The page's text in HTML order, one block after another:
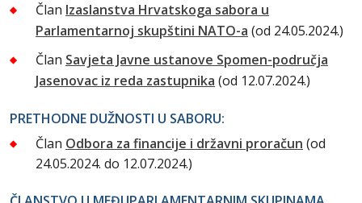
Član Izaslanstva Hrvatskoga sabora u
Parlamentarnoj skupštini NATO-a (od 24.05.2024.)
Član Savjeta Javne ustanove Spomen-područja
Jasenovac iz reda zastupnika (od 12.07.2024.)
PRETHODNE DUŽNOSTI U SABORU:
Član Odbora za financije i državni proračun (od
24.05.2024. do 12.07.2024.)